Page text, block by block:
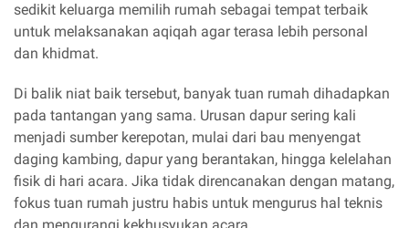
sedikit keluarga memilih rumah sebagai tempat terbaik
untuk melaksanakan aqiqah agar terasa lebih personal
dan khidmat.
Di balik niat baik tersebut, banyak tuan rumah dihadapkan
pada tantangan yang sama. Urusan dapur sering kali
menjadi sumber kerepotan, mulai dari bau menyengat
daging kambing, dapur yang berantakan, hingga kelelahan
fisik di hari acara. Jika tidak direncanakan dengan matang,
fokus tuan rumah justru habis untuk mengurus hal teknis